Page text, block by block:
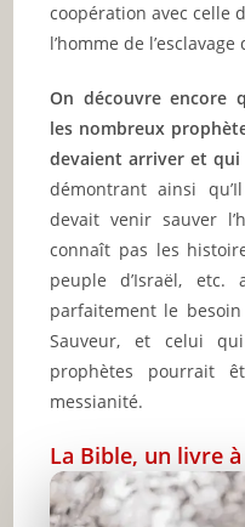
coopération avec celle
l’homme de
On découvre encore
les nombreux
devaient arriver et qui
démontrant ainsi
devait venir sauver
connaît pas les
peuple d’Israël,
parfaitement le
Sauveur, et celui
prophètes pourrait
messianité.
La Bible, un livre